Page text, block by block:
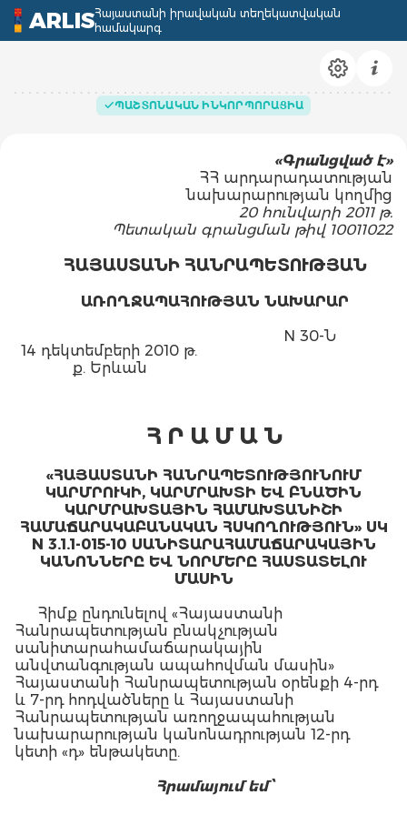
ARLISՀայաստանի իրավական տեղեկատվական
համակարգ
ՊԱՇՏՈՆԱԿԱՆ ԻՆԿՈՐՊՈՐԱՑԻԱ
«Գրանցված է»
ՀՀ արդարադատության
նախարարության կողմից
20 հունվարի 2011 թ.
Պետական գրանցման թիվ 10011022
ՀԱՅԱՍՏԱՆԻ ՀԱՆՐԱՊԵՏՈՒԹՅԱՆ
ԱՌՈՂՋԱՊԱՀՈՒԹՅԱՆ ՆԱԽԱՐԱՐ
14 դեկտեմբերի 2010 թ.
ք. Երևան
N 30-Ն
Հ Ր Ա Մ Ա Ն
«ՀԱՅԱՍՏԱՆԻ ՀԱՆՐԱՊԵՏՈՒԹՅՈՒՆՈՒՄ
ԿԱՐՄՐՈՒԿԻ, ԿԱՐՄՐԱԽՏԻ ԵՎ ԲՆԱԾԻՆ
ԿԱՐՄՐԱԽՏԱՅԻՆ ՀԱՄԱԽՏԱՆԻՇԻ
ՀԱՄԱՃԱՐԱԿԱԲԱՆԱԿԱՆ ՀՍԿՈՂՈՒԹՅՈՒՆ» ՍԿ
N 3.1.1-015-10 ՍԱՆԻՏԱՐԱՀԱՄԱՃԱՐԱԿԱՅԻՆ
ԿԱՆՈՆՆԵՐԸ ԵՎ ՆՈՐՄԵՐԸ ՀԱՍՏԱՏԵԼՈՒ
ՄԱՍԻՆ
Հիմք ընդունելով «Հայաստանի
Հանրապետության բնակչության
սանիտարահամաճարակային
անվտանգության ապահովման մասին»
Հայաստանի Հանրապետության օրենքի 4-րդ
և 7-րդ հոդվածները և Հայաստանի
Հանրապետության առողջապահության
նախարարության կանոնադրության 12-րդ
կետի «դ» ենթակետը.
Հրամայում եմ՝